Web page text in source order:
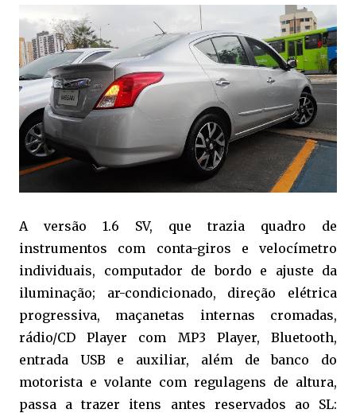
A versão 1.6 SV, que trazia quadro de
instrumentos com conta-giros e velocímetro
individuais, computador de bordo e ajuste da
iluminação; ar-condicionado, direção elétrica
progressiva, maçanetas internas cromadas,
rádio/CD Player com MP3 Player, Bluetooth,
entrada USB e auxiliar, além de banco do
motorista e volante com regulagens de altura,
passa a trazer itens antes reservados ao SL: